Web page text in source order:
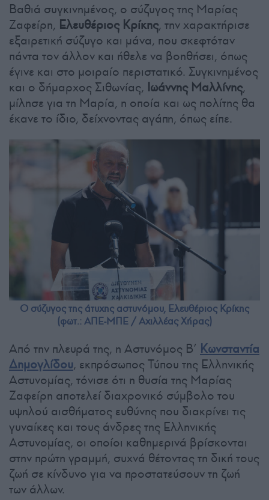
Βαθιά συγκινημένος, ο σύζυγος της Μαρίας
Ζαφείρη, Ελευθέριος Κρίκης, την χαρακτήρισε
εξαιρετική σύζυγο και μάνα, που σκεφτόταν
πάντα τον άλλον και ήθελε να βοηθήσει, όπως
έγινε και στο μοιραίο περιστατικό. Συγκινημένος
και ο δήμαρχος Σιθωνίας, Ιωάννης Μαλλίνης,
μίλησε για τη Μαρία, η οποία και ως πολίτης θα
έκανε το ίδιο, δείχνοντας αγάπη, όπως είπε.
Ο σύζυγος της άτυχης αστυνόμου, Ελευθέριος Κρίκης
(φωτ.: ΑΠΕ-ΜΠΕ / Αχιλλέας Χήρας)
Από την πλευρά της, η Αστυνόμος Β’ Κωνσταντία
Δημογλίδου, εκπρόσωπος Τύπου της Ελληνικής
Αστυνομίας, τόνισε ότι η θυσία της Μαρίας
Ζαφείρη αποτελεί διαχρονικό σύμβολο του
υψηλού αισθήματος ευθύνης που διακρίνει τις
γυναίκες και τους άνδρες της Ελληνικής
Αστυνομίας, οι οποίοι καθημερινά βρίσκονται
στην πρώτη γραμμή, συχνά θέτοντας τη δική τους
ζωή σε κίνδυνο για να προστατεύσουν τη ζωή
των άλλων.